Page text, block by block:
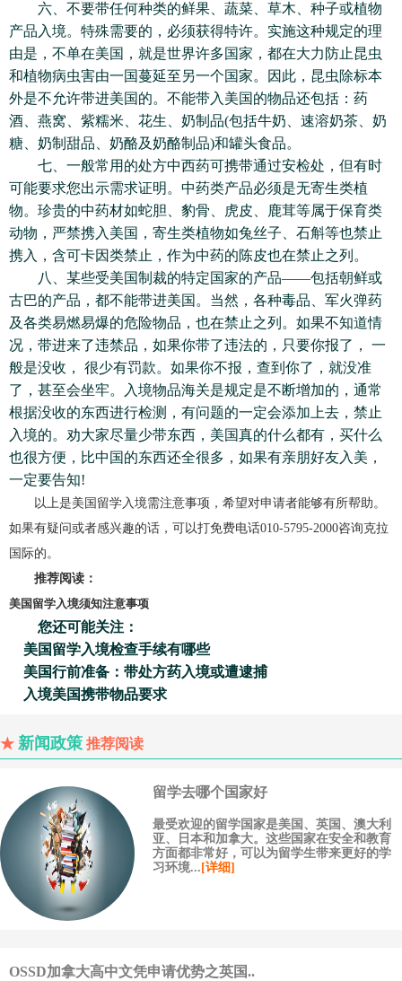
六、不要带任何种类的鲜果、蔬菜、草木、种子或植物
产品入境。特殊需要的，必须获得特许。实施这种规定的理
由是，不单在美国，就是世界许多国家，都在大力防止昆虫
和植物病虫害由一国蔓延至另一个国家。因此，昆虫除标本
外是不允许带进美国的。不能带入美国的物品还包括：药
酒、燕窝、紫糯米、花生、奶制品(包括牛奶、速溶奶茶、奶
糖、奶制甜品、奶酪及奶酪制品)和罐头食品。
七、一般常用的处方中西药可携带通过安检处，但有时
可能要求您出示需求证明。中药类产品必须是无寄生类植
物。珍贵的中药材如蛇胆、豹骨、虎皮、鹿茸等属于保育类
动物，严禁携入美国，寄生类植物如兔丝子、石斛等也禁止
携入，含可卡因类禁止，作为中药的陈皮也在禁止之列。
八、某些受美国制裁的特定国家的产品——包括朝鲜或
古巴的产品，都不能带进美国。当然，各种毒品、军火弹药
及各类易燃易爆的危险物品，也在禁止之列。如果不知道情
况，带进来了违禁品，如果你带了违法的，只要你报了， 一
般是没收， 很少有罚款。如果你不报，查到你了，就没准
了，甚至会坐牢。入境物品海关是规定是不断增加的，通常
根据没收的东西进行检测，有问题的一定会添加上去，禁止
入境的。劝大家尽量少带东西，美国真的什么都有，买什么
也很方便，比中国的东西还全很多，如果有亲朋好友入美，
一定要告知!
以上是美国留学入境需注意事项，希望对申请者能够有所帮助。
如果有疑问或者感兴趣的话，可以打免费电话010-5795-2000咨询克拉
国际的。
推荐阅读：
美国留学入境须知注意事项
您还可能关注：
美国留学入境检查手续有哪些
美国行前准备：带处方药入境或遭逮捕
入境美国携带物品要求
★ 新闻政策 推荐阅读
留学去哪个国家好
最受欢迎的留学国家是美国、英国、澳大利
亚、日本和加拿大。这些国家在安全和教育
方面都非常好，可以为留学生带来更好的学
习环境... [详细]
OSSD加拿大高中文凭申请优势之英国..